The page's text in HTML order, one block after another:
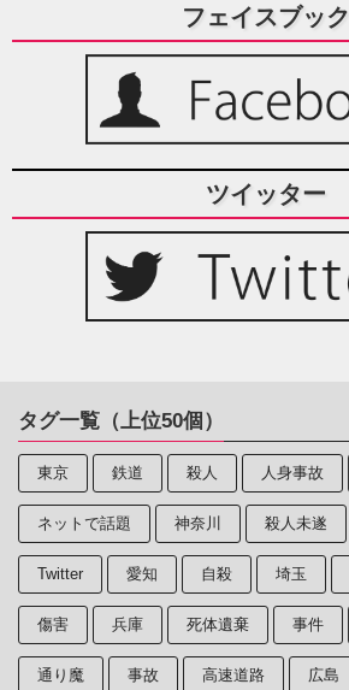
フェイスブック
ツイッター
タグ一覧（上位50個）
東京 鉄道 殺人 人身事故
ネットで話題 神奈川 殺人未遂
Twitter 愛知 自殺 埼玉
傷害 兵庫 死体遺棄 事件
通り魔 事故 高速道路 広島